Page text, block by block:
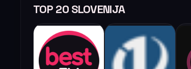
TOP 20 SLOVENIJA